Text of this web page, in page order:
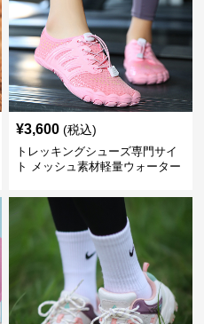
¥3,600 (税込)
トレッキングシューズ専門サイ
ト メッシュ素材軽量ウォーター